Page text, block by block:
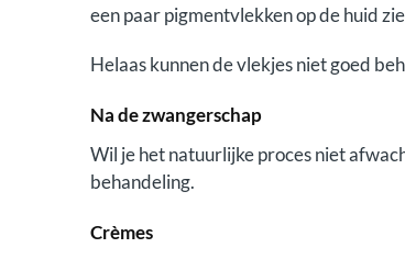
een paar pigmentvlekken op de huid
Helaas kunnen de vlekjes niet goed
Na de zwangerschap
Wil je het natuurlijke proces niet
behandeling.
Crèmes